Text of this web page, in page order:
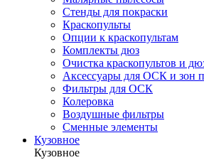
Стенды для покраски
Краскопульты
Опции к краскопультам
Комплекты дюз
Очистка краскопультов и
Аксессуары для ОСК и зон
Фильтры для ОСК
Колеровка
Воздушные фильтры
Сменные элементы
Кузовное
Кузовное